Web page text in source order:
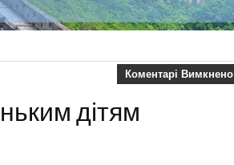
Коментарі Вимкнено
дітям